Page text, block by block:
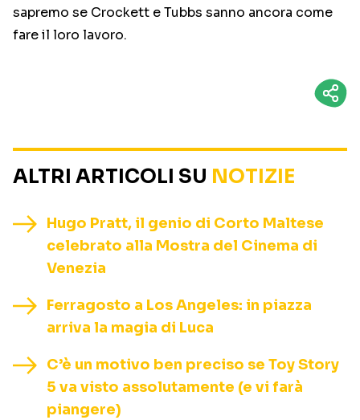
sapremo se Crockett e Tubbs sanno ancora come
fare il loro lavoro.
ALTRI ARTICOLI SU NOTIZIE
Hugo Pratt, il genio di Corto Maltese
celebrato alla Mostra del Cinema di
Venezia
Ferragosto a Los Angeles: in piazza
arriva la magia di Luca
C’è un motivo ben preciso se Toy Story
5 va visto assolutamente (e vi farà
piangere)